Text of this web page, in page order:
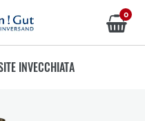
0
INVECCHIATA